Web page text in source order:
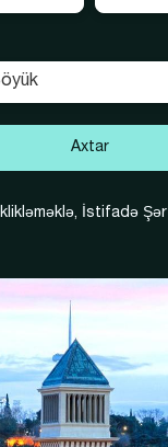
Axtar
İstifadə